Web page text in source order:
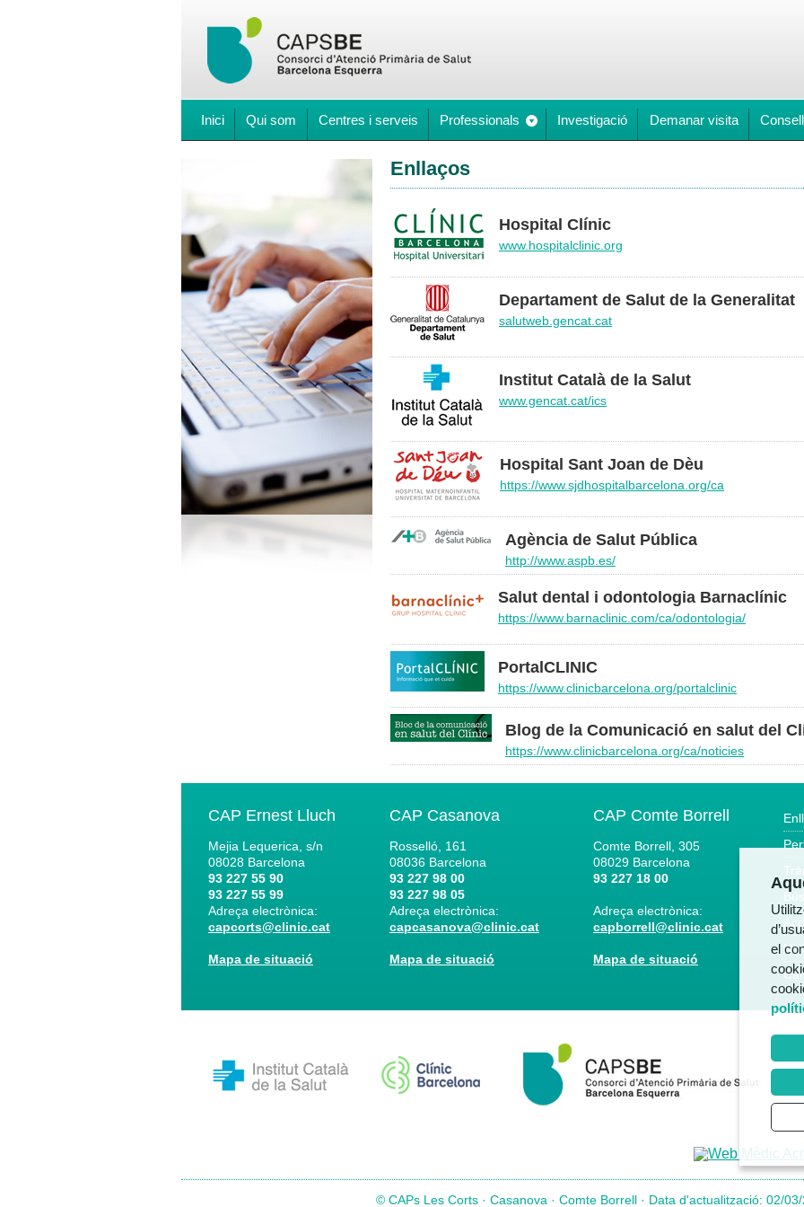
Inici Qui som Centres i serveis Professionals Investigació Demanar visita
Enllaços
Hospital Clínic
www.hospitalclinic.org
Departament de Salut de la Generalitat
salutweb.gencat.cat
Institut Català de la Salut
www.gencat.cat/ics
Hospital Sant Joan de Dèu
https://www.sjdhospitalbarcelona.org/ca
Agència de Salut Pública
http://www.aspb.es/
Salut dental i odontologia Barnaclínic
https://www.barnaclinic.com/ca/odontologia/
PortalCLINIC
https://www.clinicbarcelona.org/portalclinic
Blog de la Comunicació en salut del
https://www.clinicbarcelona.org/ca/noticies
CAP Ernest Lluch
Mejia Lequerica, s/n
08028 Barcelona
93 227 55 90
93 227 55 99
Adreça electrònica:
capcorts@clinic.cat
Mapa de situació
CAP Casanova
Rosselló, 161
08036 Barcelona
93 227 98 00
93 227 98 05
Adreça electrònica:
capcasanova@clinic.cat
Mapa de situació
CAP Comte Borrell
Comte Borrell, 305
08029 Barcelona
93 227 18 00
Adreça electrònica:
capborrell@clinic.cat
Mapa de situació
© CAPs Les Corts · Casanova · Comte Borrell · Data d'actualització: 02/
el